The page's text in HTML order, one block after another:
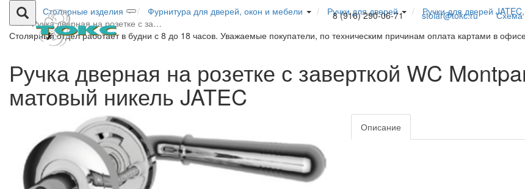
8 (916) 290-06-71 stolar@tokc.ru Схема
Столярные изделия Фурнитура для дверей, окон и мебели Ручки для дверей Ручки для дверей
Ручка дверная на розетке с за…
Столярный отдел работает в будни с 8 до 18 часов. Уважаемые покупатели, по техническим причинам оплата картами в
Ручка дверная на розетке с заверткой WC
матовый никель JATEC
Описание